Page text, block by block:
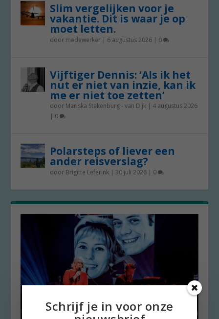
Slim vergelijken voor je
vakantie. Dit is waar je op
moet letten.
door medewerker | 6 augustus 2026 | 0
Vijftiger Dennis: ‘Als ik het
nut er niet van inzie, kan ik
me er niet toe zetten’
door Mariska Stakenburg - van Dijk | 4 augustus 2026
| 0
Polarsteps of liever een
ander reisverslag?
door Brigitte Leferink | 30 juli 2026 | 0
Schrijf je in voor onze